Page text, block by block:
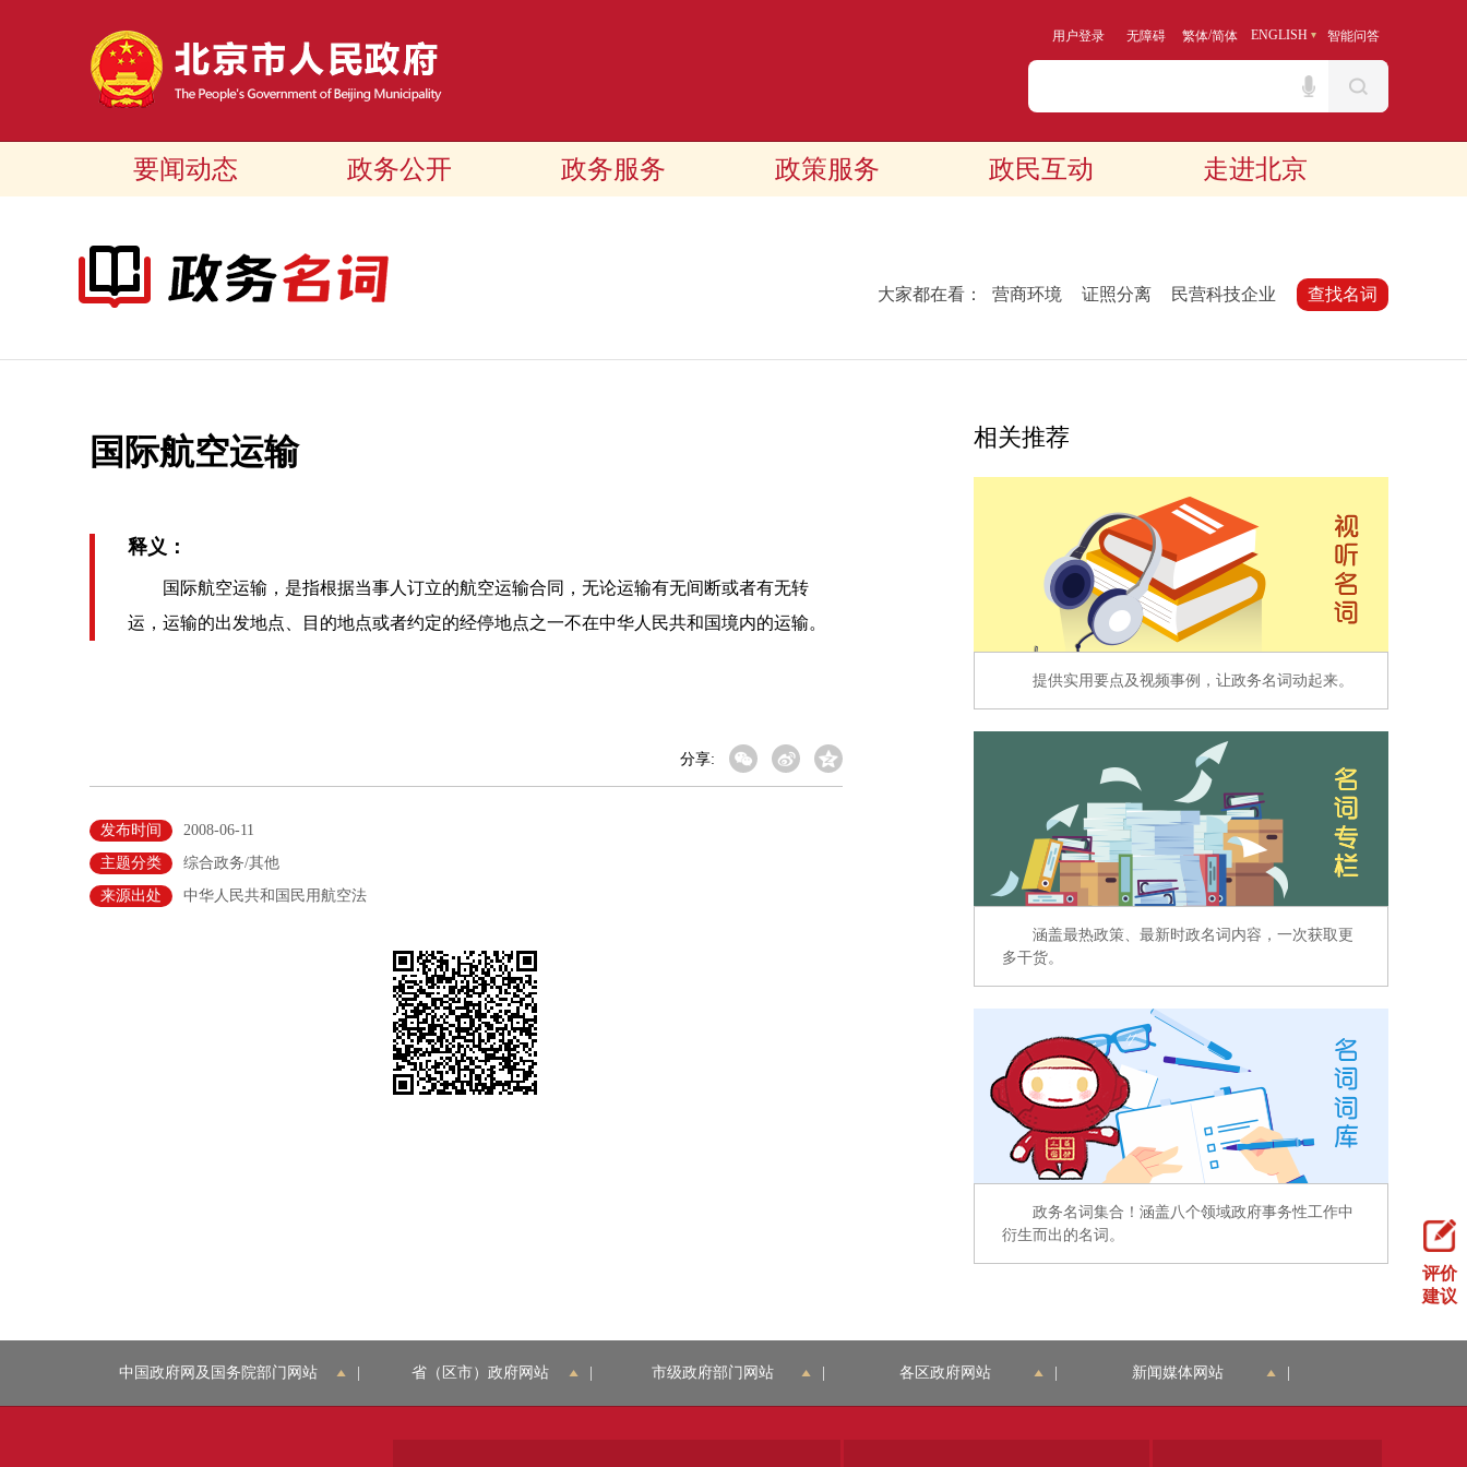
用户登录 无障碍 繁体/简体 ENGLISH 智能问答
要闻动态 政务公开 政务服务 政策服务 政民互动 走进北京
大家都在看： 营商环境 证照分离 民营科技企业 查找名词
国际航空运输
释义：
国际航空运输，是指根据当事人订立的航空运输合同，无论运输有无间断或者有无转
运，运输的出发地点、目的地点或者约定的经停地点之一不在中华人民共和国境内的运输。
分享:
发布时间
2008-06-11
主题分类
综合政务/其他
来源出处
中华人民共和国民用航空法
相关推荐
提供实用要点及视频事例，让政务名词动起来。
涵盖最热政策、最新时政名词内容，一次获取更
多干货。
政务名词集合！涵盖八个领域政府事务性工作中
衍生而出的名词。
评价
建议
中国政府网及国务院部门网站 省（区市）政府网站 市级政府部门网站 各区政府网站 新闻媒体网站